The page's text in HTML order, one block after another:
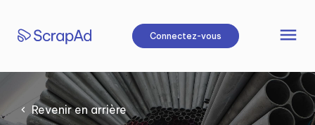
contenu
Connectez-vous menu
Revenir en arrière